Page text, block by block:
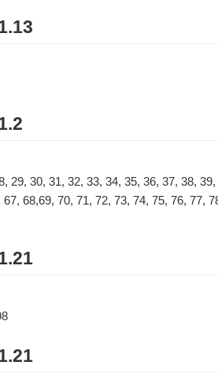
29, 30, 31, 32, 33, 34, 35, 36, 37, 38,
68,69, 70, 71, 72, 73, 74, 75, 76, 77,